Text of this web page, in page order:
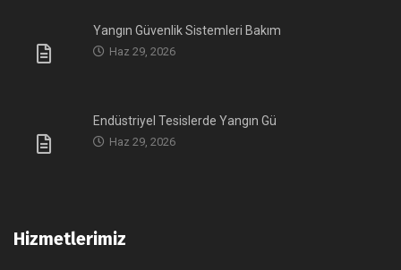
Yangın Güvenlik Sistemleri Bakım
Haz 29, 2026
Endüstriyel Tesislerde Yangın Gü
Haz 29, 2026
Hizmetlerimiz